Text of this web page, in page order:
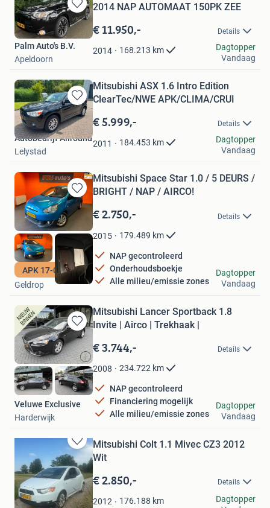
Bewaren
in
Mijn
Favorieten
2014 NAP AUTOMAAT 150PK ZEE
€ 11.950,- Details
2014 168.213 km
Palm Auto's B.V.
Apeldoorn
Dagtopper
Vandaag
Bewaren
in
Mijn
Favorieten
Mitsubishi ASX 1.6 Intro Edition
ClearTec/NWE APK/CLIMA/CRUI
€ 5.999,- Details
2011 184.453 km
Autobedrijf Allround
Lelystad
Dagtopper
Vandaag
Bewaren
in
Mijn
Favorieten
APK 17-07-2027
Mitsubishi Space Star 1.0 / 5 DEURS /
BRIGHT / NAP / AIRCO!
€ 2.750,- Details
2015 179.489 km
NAP gecontroleerd
Onderhoudsboekje
Alle milieu/emissie zones
FSJ auto's
Geldrop
Dagtopper
Vandaag
Bewaren
in
Mijn
Favorieten
Mitsubishi Lancer Sportback 1.8
Invite | Airco | Trekhaak |
€ 3.744,- Details
2008 234.722 km
NAP gecontroleerd
Financiering mogelijk
Alle milieu/emissie zones
Veluwe Exclusive
Harderwijk
Dagtopper
Vandaag
Bewaren
in
Mijn
Favorieten
Mitsubishi Colt 1.1 Mivec CZ3 2012
Wit
€ 2.850,- Details
2012 176.188 km
SvE Cars
Dagtopper